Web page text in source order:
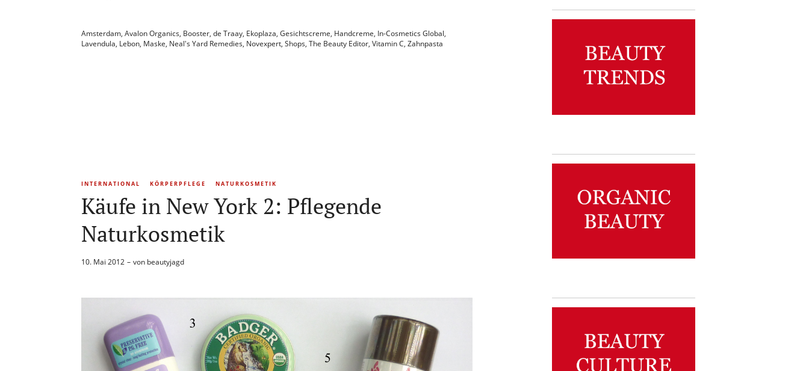
Amsterdam, Avalon Organics, Booster, de Traay, Ekoplaza, Gesichtscreme, Handcreme, In-Cosmetics Global,
Lavendula, Lebon, Maske, Neal's Yard Remedies, Novexpert, Shops, The Beauty Editor, Vitamin C, Zahnpasta
INTERNATIONAL KÖRPERPFLEGE NATURKOSMETIK
Käufe in New York 2: Pflegende
Naturkosmetik
10. Mai 2012 von beautyjagd